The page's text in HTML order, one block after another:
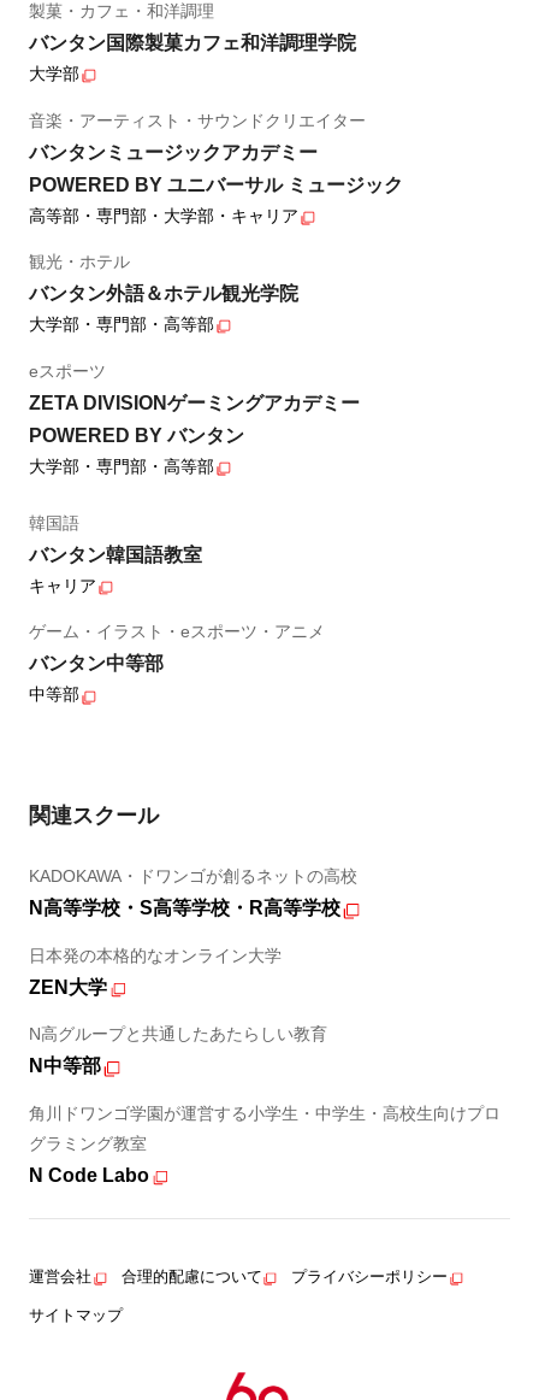
製菓・カフェ・和洋調理
バンタン国際製菓カフェ和洋調理学院
大学部
音楽・アーティスト・サウンドクリエイター
バンタンミュージックアカデミー
POWERED BY ユニバーサル ミュージック
高等部・専門部・大学部・キャリア
観光・ホテル
バンタン外語＆ホテル観光学院
大学部・専門部・高等部
eスポーツ
ZETA DIVISIONゲーミングアカデミー
POWERED BY バンタン
大学部・専門部・高等部
韓国語
バンタン韓国語教室
キャリア
ゲーム・イラスト・eスポーツ・アニメ
バンタン中等部
中等部
関連スクール
KADOKAWA・ドワンゴが創るネットの高校
N高等学校・S高等学校・R高等学校
日本発の本格的なオンライン大学
ZEN大学
N高グループと共通したあたらしい教育
N中等部
角川ドワンゴ学園が運営する小学生・中学生・高校生向けプロ
グラミング教室
N Code Labo
運営会社 合理的配慮について プライバシーポリシー
サイトマップ